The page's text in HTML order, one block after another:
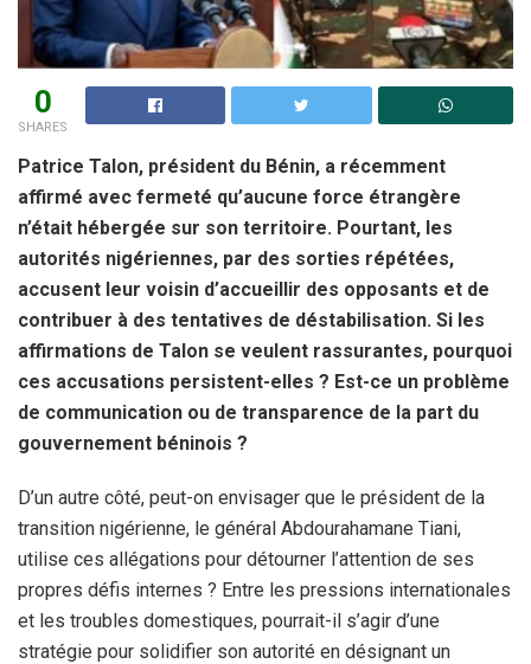
0
SHARES
Patrice Talon, président du Bénin, a récemment
affirmé avec fermeté qu’aucune force étrangère
n’était hébergée sur son territoire. Pourtant, les
autorités nigériennes, par des sorties répétées,
accusent leur voisin d’accueillir des opposants et de
contribuer à des tentatives de déstabilisation. Si les
affirmations de Talon se veulent rassurantes, pourquoi
ces accusations persistent-elles ? Est-ce un problème
de communication ou de transparence de la part du
gouvernement béninois ?
D’un autre côté, peut-on envisager que le président de la
transition nigérienne, le général Abdourahamane Tiani,
utilise ces allégations pour détourner l’attention de ses
propres défis internes ? Entre les pressions internationales
et les troubles domestiques, pourrait-il s’agir d’une
stratégie pour solidifier son autorité en désignant un